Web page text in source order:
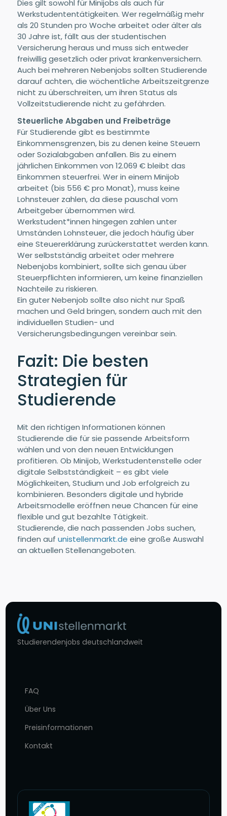
Dies gilt sowohl für Minijobs als auch für
Werkstudententätigkeiten. Wer regelmäßig mehr
als 20 Stunden pro Woche arbeitet oder älter als
30 Jahre ist, fällt aus der studentischen
Versicherung heraus und muss sich entweder
freiwillig gesetzlich oder privat krankenversichern.
Auch bei mehreren Nebenjobs sollten Studierende
darauf achten, die wöchentliche Arbeitszeitgrenze
nicht zu überschreiten, um ihren Status als
Vollzeitstudierende nicht zu gefährden.
Steuerliche Abgaben und Freibeträge
Für Studierende gibt es bestimmte
Einkommensgrenzen, bis zu denen keine Steuern
oder Sozialabgaben anfallen. Bis zu einem
jährlichen Einkommen von 12.069 € bleibt das
Einkommen steuerfrei. Wer in einem Minijob
arbeitet (bis 556 € pro Monat), muss keine
Lohnsteuer zahlen, da diese pauschal vom
Arbeitgeber übernommen wird.
Werkstudent*innen hingegen zahlen unter
Umständen Lohnsteuer, die jedoch häufig über
eine Steuererklärung zurückerstattet werden kann.
Wer selbstständig arbeitet oder mehrere
Nebenjobs kombiniert, sollte sich genau über
Steuerpflichten informieren, um keine finanziellen
Nachteile zu riskieren.
Ein guter Nebenjob sollte also nicht nur Spaß
machen und Geld bringen, sondern auch mit den
individuellen Studien- und
Versicherungsbedingungen vereinbar sein.
Fazit: Die besten
Strategien für
Studierende
Mit den richtigen Informationen können
Studierende die für sie passende Arbeitsform
wählen und von den neuen Entwicklungen
profitieren. Ob Minijob, Werkstudentenstelle oder
digitale Selbstständigkeit – es gibt viele
Möglichkeiten, Studium und Job erfolgreich zu
kombinieren. Besonders digitale und hybride
Arbeitsmodelle eröffnen neue Chancen für eine
flexible und gut bezahlte Tätigkeit.
Studierende, die nach passenden Jobs suchen,
finden auf unistellenmarkt.de eine große Auswahl
an aktuellen Stellenangeboten.
Studierendenjobs deutschlandweit
FAQ
Über Uns
Preisinformationen
Kontakt